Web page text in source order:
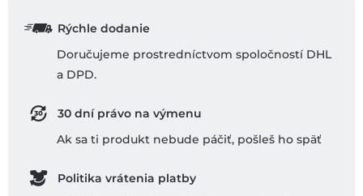
Rýchle dodanie
Doručujeme prostredníctvom spoločností DHL
a DPD.
30 dní právo na výmenu
Ak sa ti produkt nebude páčiť, pošleš ho späť
Politika vrátenia platby